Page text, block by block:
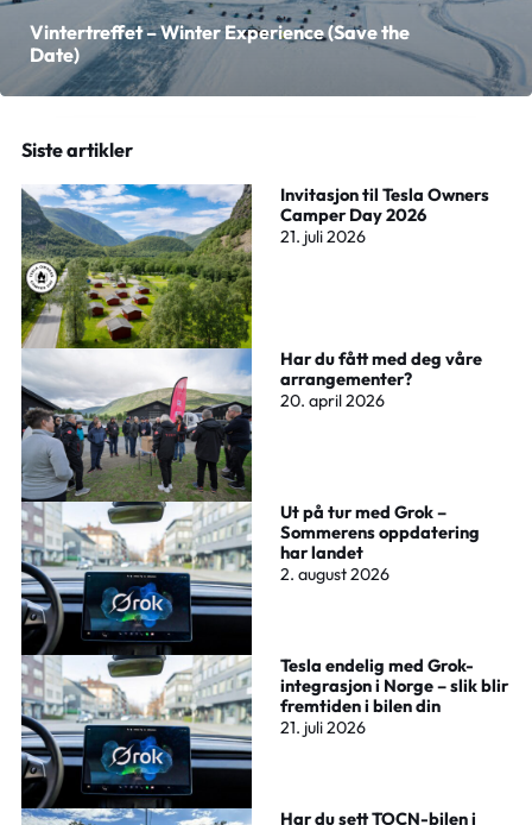
Vintertreffet – Winter Experience (Save the
Date)
Siste artikler
Invitasjon til Tesla Owners
Camper Day 2026
21. juli 2026
Har du fått med deg våre
arrangementer?
20. april 2026
Ut på tur med Grok –
Sommerens oppdatering
har landet
2. august 2026
Tesla endelig med Grok-
integrasjon i Norge – slik blir
fremtiden i bilen din
21. juli 2026
Har du sett TOCN-bilen i